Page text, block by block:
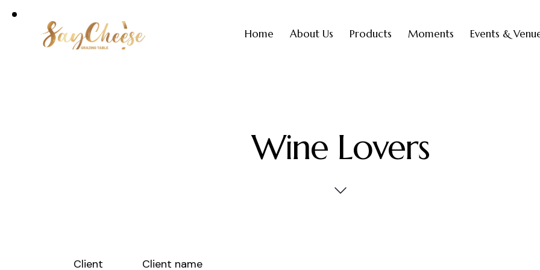
Home About Us Products Moments Events &
Wine Lovers
Client Client name